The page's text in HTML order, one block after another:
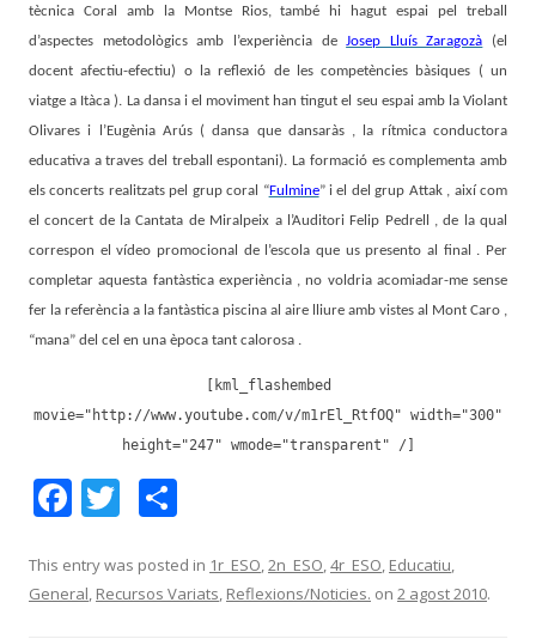
tècnica Coral amb la Montse Rios, també hi hagut espai pel treball
d’aspectes metodològics amb l’experiència deJosep Lluís Zaragozà (el
docent afectiu-efectiu) o la reflexió de les competències bàsiques ( un
viatge a Itàca ). La dansa i el moviment han tingut el seu espai amb la Violant
Olivares i l’Eugènia Arús ( dansa que dansaràs , la rítmica conductora
educativa a traves del treball espontani). La formació es complementa amb
els concerts realitzats pel grup coral “Fulmine” i el del grup Attak , així com
el concert de la Cantata de Miralpeix a l’Auditori Felip Pedrell , de la qual
correspon el vídeo promocional de l’escola que us presento al final . Per
completar aquesta fantàstica experiència , no voldria acomiadar-me sense
fer la referència a la fantàstica piscina al aire lliure amb vistes al Mont Caro ,
“mana” del cel en una època tant calorosa .
[kml_flashembed
movie="http://www.youtube.com/v/m1rEl_RtfOQ" width="300"
height="247" wmode="transparent" /]
F
e
b
T
itt
er
m
p
This entry was posted in 1r_ESO,2n_ESO,4r_ESO, Educatiu,
General, Recursos Variats, Reflexions/Noticies. on 2 agost 2010.